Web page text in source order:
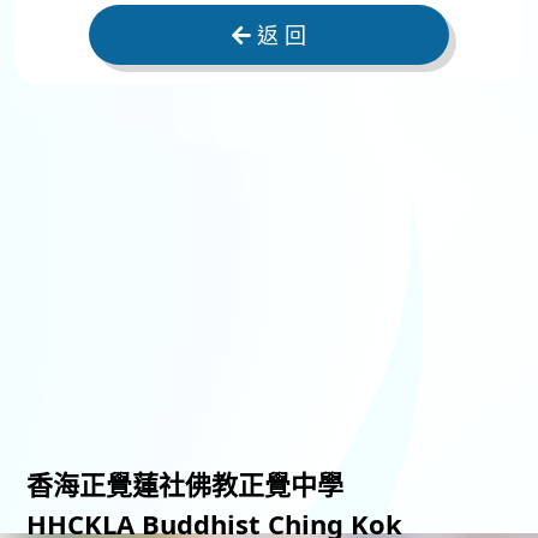
返 回
香海正覺蓮社佛教正覺中學
HHCKLA Buddhist Ching Kok